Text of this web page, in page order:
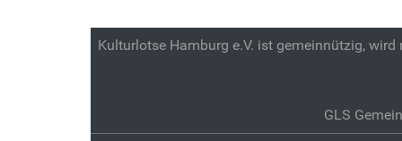
Kulturlotse Hamburg e.V. ist gemeinnützig,
GLS